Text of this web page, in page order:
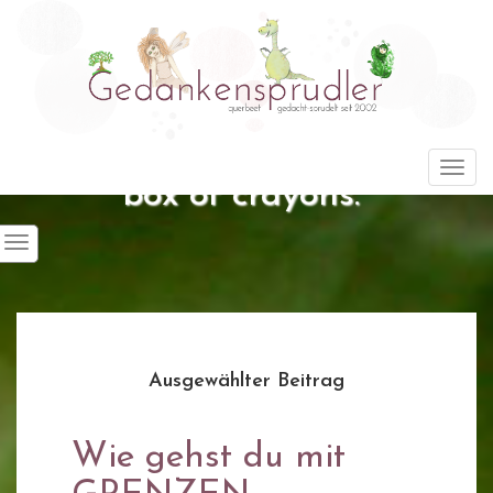
"Life is about using the whole
box of crayons."
Ausgewählter Beitrag
Wie gehst du mit